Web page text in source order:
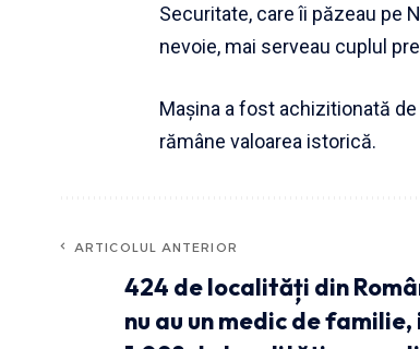
Securitate, care îi păzeau pe
nevoie, mai serveau cuplul
Mașina a fost achizitionată
rămâne valoarea istorică.
ARTICOLUL ANTERIOR
424 de localități din
nu au un medic de